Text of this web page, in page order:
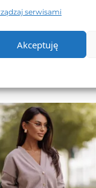
serwisami
Akceptuję
TO SIĘ